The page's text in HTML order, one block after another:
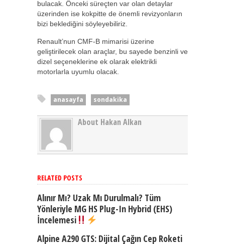
bulacak. Önceki süreçten var olan detaylar
üzerinden ise kokpitte de önemli revizyonların
bizi beklediğini söyleyebiliriz.
Renault’nun CMF-B mimarisi üzerine
geliştirilecek olan araçlar, bu sayede benzinli ve
dizel seçeneklerine ek olarak elektrikli
motorlarla uyumlu olacak.
anasayfa sondakika
About Hakan Alkan
RELATED POSTS
Alınır Mı? Uzak Mı Durulmalı? Tüm
Yönleriyle MG HS Plug-In Hybrid (EHS)
İncelemesi
Alpine A290 GTS: Dijital Çağın Cep Roketi